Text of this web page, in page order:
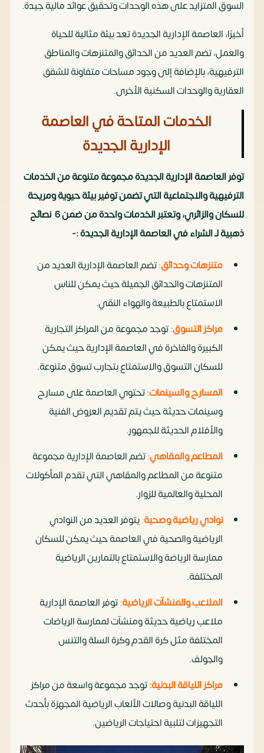
السوق المتزايد على هذه الوحدات وتحقيق عوائد مالية جيدة.
أخيرًا، العاصمة الإدارية الجديدة تعد بيئة مثالية للحياة
والعمل، تضم العديد من الحدائق والمتنزهات والمناطق
الترفيهية، بالإضافة إلى وجود مساحات متفاونة للشقق
العقارية والوحدات السكنية الأخرى.
الخدمات المتاحة في العاصمة
الإدارية الجديدة
توفر العاصمة الإدارية الجديدة مجموعة متنوعة من الخدمات
الترفيهية والاجتماعية التي تضمن توفير بيئة حيوية ومريحة
للسكان والزائري، وتعتبر الخدمات واحدة من ضمن 6 نصائح
ذهبية لـ الشراء في العاصمة الإدارية الجديدة :-
متنزهات وحدائق:تضم العاصمة الإدارية العديد من
المتنزهات والحدائق الجميلة حيث يمكن للناس
الاستمتاع بالطبيعة والهواء النقي.
مراكز التسوق:توجد مجموعة من المراكز التجارية
الكبيرة والفاخرة في العاصمة الإدارية حيث يمكن
للسكان التسوق والاستمتاع بتجارب تسوق متنوعة.
المسارح والسينمات:تحتوي العاصمة على مسارح
وسينمات حديثة حيث يتم تقديم العروض الفنية
والأفلام الحديثة للجمهور.
المطاعم والمقاهي:تضم العاصمة الإدارية مجموعة
متنوعة من المطاعم والمقاهي التي تقدم المأكولات
المحلية والعالمية للزوار.
نوادي رياضية وصحية:يتوفر العديد من النوادي
الرياضية والصحية في العاصمة حيث يمكن للسكان
ممارسة الرياضة والاستمتاع بالتمارين الرياضية
المختلفة.
الملاعب والمنشآت الرياضية:توفر العاصمة الإدارية
ملاعب رياضية حديثة ومنشآت لممارسة الرياضات
المختلفة مثل كرة القدم وكرة السلة والتنس
والجولف.
مراكز اللياقة البدنية:توجد مجموعة واسعة من مراكز
اللياقة البدنية وصالات الألعاب الرياضية المجهزة بأحدث
التجهيزات لتلبية احتياجات الرياضين.